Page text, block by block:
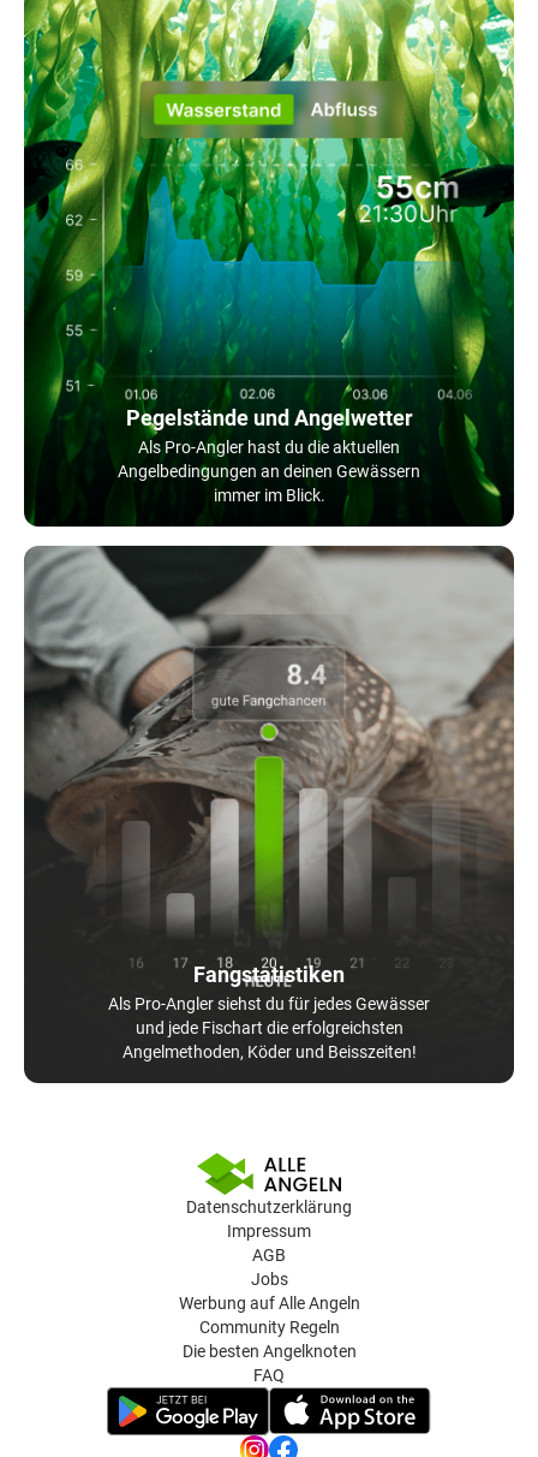
Pegelstände und Angelwetter
Als Pro-Angler hast du die aktuellen
Angelbedingungen an deinen Gewässern
immer im Blick.
Fangstatistiken
Als Pro-Angler siehst du für jedes Gewässer
und jede Fischart die erfolgreichsten
Angelmethoden, Köder und Beisszeiten!
Datenschutzerklärung
Impressum
AGB
Jobs
Werbung auf Alle Angeln
Community Regeln
Die besten Angelknoten
FAQ